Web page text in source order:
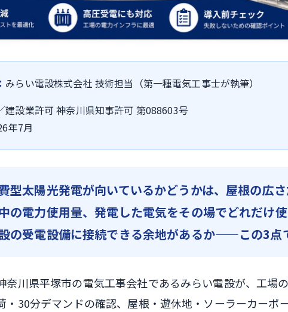
みらい電設株式会社 技術担当（第一種電気工事士が執筆）
建設業許可 神奈川県知事許可 第088603号
年7月
型太陽光発電が向いているかどうかは、屋根の広
の電力使用量、発電した電気をその場でどれだけ
の受電設備に接続できる余地があるか——この3点
奈川県平塚市の電気工事会社であるみらい電設が、工場
・30分デマンドの確認、屋根・遊休地・ソーラーカーポ